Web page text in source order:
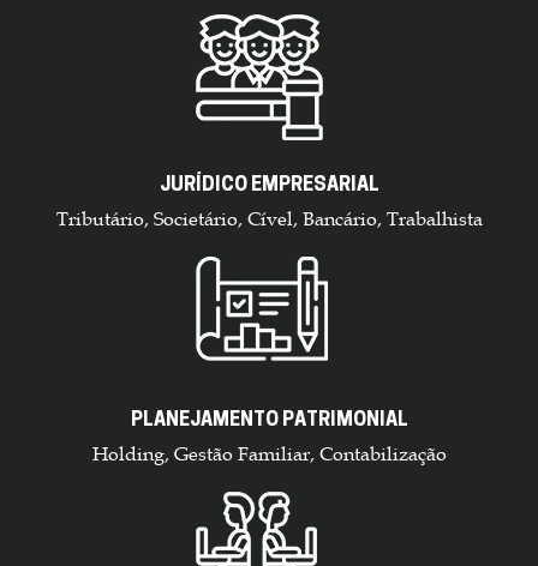
JURÍDICO EMPRESARIAL
Tributário, Societário, Cível, Bancário, Trabalhista
PLANEJAMENTO PATRIMONIAL
Holding, Gestão Familiar, Contabilização